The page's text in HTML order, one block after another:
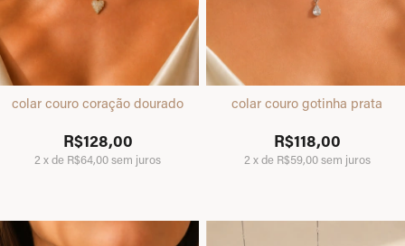
colar couro coração dourado
R$128,00
2 xde R$64,00sem juros
colar couro gotinha prata
R$118,00
2 xde R$59,00sem juros